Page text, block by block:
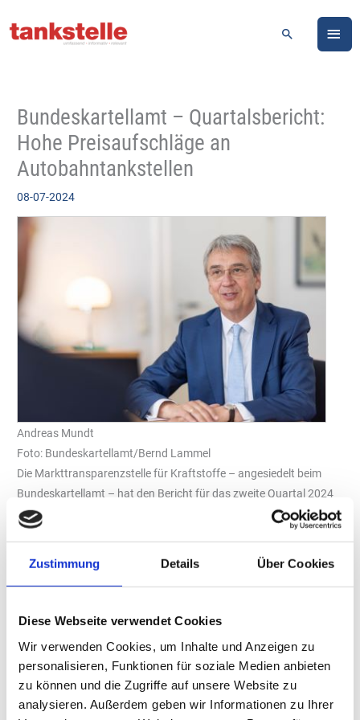
Zustimmung Details Über Cookies
Diese Webseite verwendet Cookies
Wir verwenden Cookies, um Inhalte und Anzeigen zu
personalisieren, Funktionen für soziale Medien anbieten
zu können und die Zugriffe auf unsere Website zu
analysieren. Außerdem geben wir Informationen zu Ihrer
Inhalt
Suchen
Bundeskartellamt – Quartalsbericht:
Hohe Preisaufschläge an
Autobahntankstellen
08-07-2024
Andreas Mundt
Foto: Bundeskartellamt/Bernd Lammel
Die Markttransparenzstelle für Kraftstoffe – angesiedelt beim
Bundeskartellamt – hat den Bericht für das zweite Quartal 2024
veröffentlicht. Die aktuelle Ausgabe analysiert die Kraftstoffpreise
und gibt wichtige Verbrauchertipps.
Andreas Mundt, Präsident des Bundeskartellamtes:„Die
der Autobahn für Benzin und Diesel über 40 Cent mehr pro Liter.
Hinzu kommt, dass sich das Muster der regelmäßigen
Preisschwankungen im Laufe eines Tages geändert hat.
Nachmittags ist eine weitere Preisspitze hinzugekommen. Gerade
jetzt, zur Sommerferienzeit und bei langen Autoreisen in den